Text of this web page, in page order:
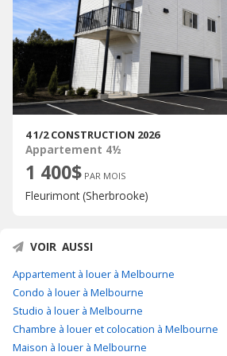
4 1/2 CONSTRUCTION 2026
Appartement 4½
1 400$ PAR MOIS
Fleurimont (Sherbrooke)
VOIR AUSSI
Appartement à louer à Melbourne
Condo à louer à Melbourne
Studio à louer à Melbourne
Chambre à louer et colocation à Melbourne
Maison à louer à Melbourne